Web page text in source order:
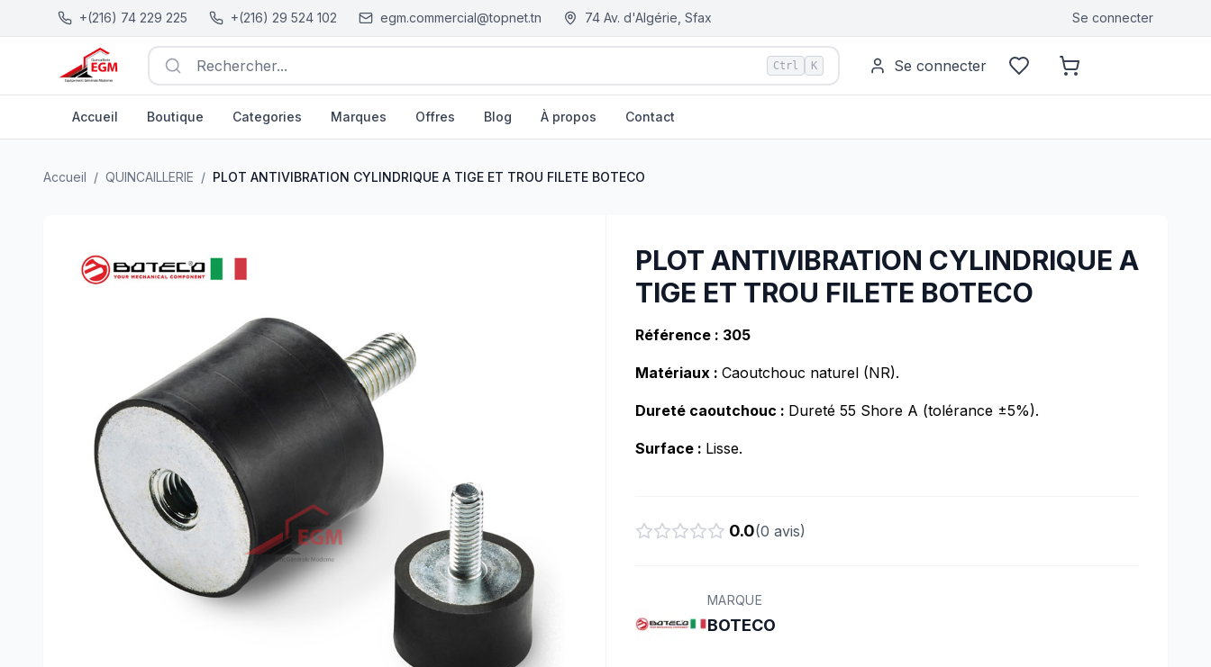
+(216) 74 229 225 +(216) 29 524 102 egm.commercial@topnet.tn 74 Av. d'Algérie, Sfax Se connecter
Rechercher... Ctrl K Se connecter
Accueil Boutique Categories Marques Offres Blog À propos Contact
Accueil / QUINCAILLERIE / PLOT ANTIVIBRATION CYLINDRIQUE A TIGE ET TROU FILETE BOTECO
PLOT ANTIVIBRATION CYLINDRIQUE A
TIGE ET TROU FILETE BOTECO
Référence : 305
Matériaux : Caoutchouc naturel (NR).
Dureté caoutchouc : Dureté 55 Shore A (tolérance ±5%).
Surface : Lisse.
0.0(0 avis)
MARQUE
BOTECO